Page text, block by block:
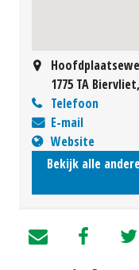
1775 TA
Telefoon
E-mail
Website
Bekijk alle